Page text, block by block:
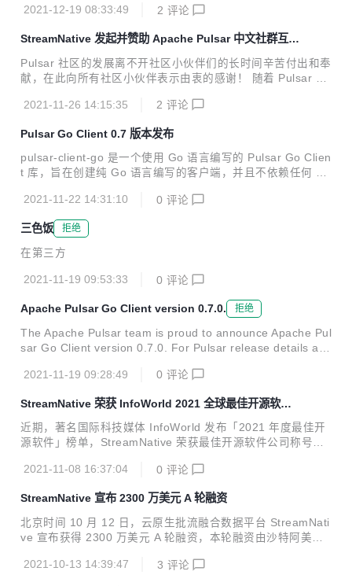
平台。StreamNative 技术...
该漏洞的细节和修复进展可以参考 CVE-2021-44228[1]. Apa
们强烈建议您遵循 Apache Log4j 社区的建议并尽快修补您的
系统。 针对 Apache Pulsar 系统而言，有两种解决方法可以
修补 Pulsar 部署。您可以设置以下任一项： 1.Java属性： -
2021-12-19 08:33:49 2 评论
StreamNative 发起并赞助 Apache Pulsar 中文社群互助
组成员招募
Pulsar 社区的发展离不开社区小伙伴们的长时间辛苦付出和奉
献，在此向所有社区小伙伴表示由衷的感谢！ 随着 Pulsar 中
Pulsar 技术交流群，并在群内进行技术交流、分享 Pulsar 技
中文社区的主力军，StreamNative 也希望更多的小伙伴深度
参与社群建设，共同助力社群成员用好 Apache Pulsar，充分
发挥 Apache Pulsar 给大家带来的价值。基于这个目的，现
成员的志愿服...
2021-11-26 14:15:35 2 评论
Pulsar Go Client 0.7 版本发布
pulsar-client-go 是一个使用 Go 语言编写的 Pulsar Go Clien
t 库，旨在创建纯 Go 语言编写的客户端，并且不依赖任何 C+
ang）中创建 Pulsar 生产者、消费者和 reader。在 Go 客户
端中，生产者、消费者和 reader 中的所有方法都是线程安全
的。 近期， Pulsar Go Client 发布最新 0.7 版本，下面是 0.
7 版本关键功能和改进，以供参考。 关键特性 支持生产者加
OAuth 2.0 ...
2021-11-22 14:31:10 0 评论
三色饭 拒绝
在第三方
2021-11-19 09:53:33 0 评论
Apache Pulsar Go Client version 0.7.0. 拒绝
The Apache Pulsar team is proud to announce Apache Pul
sar Go Client version 0.7.0. For Pulsar release details an
s are at: https://t.co/yHkVf8V6kg
2021-11-19 09:28:49 0 评论
StreamNative 荣获 InfoWorld 2021 全球最佳开源软件
公司
近期，著名国际科技媒体 InfoWorld 发布「2021 年度最佳开
源软件」榜单，StreamNative 荣获最佳开源软件公司称号
标，到今年已是第 15 届，过往奖项均授予开源软件和开源项
贡献的组织和团队。StreamNative 获得此次殊荣，表明了行
业专业人士对于 StreamNative 团队及平台的高度认可。 在推
荐语中，Jame R. Borck 针对 StreamNative 团队和平台评价
平...
2021-11-08 16:37:04 0 评论
StreamNative 宣布 2300 万美元 A 轮融资
北京时间 10 月 12 日，云原生批流融合数据平台 StreamNati
ve 宣布获得 2300 万美元 A 轮融资，本轮融资由沙特阿美旗
类投资子公司华泰创新联合领投，老股东红杉中国、源码资本
2021-10-13 14:39:47 3 评论